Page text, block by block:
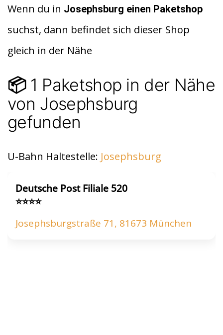
d
di
t
at
s
A
p
le
n
Wenn du in Josephsburg einen Paketshop
suchst, dann befindet sich dieser Shop
gleich in der Nähe
📦1 Paketshop in der Nähe
von Josephsburg
gefunden
U-Bahn Haltestelle: Josephsburg
Deutsche Post Filiale 520
⭐⭐⭐⭐
Josephsburgstraße 71, 81673 München